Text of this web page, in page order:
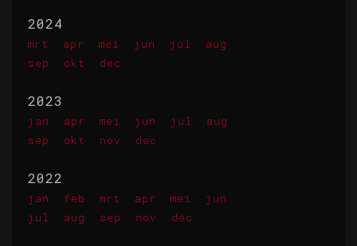
2024
mrt apr mei jun jul
aug
sep
okt dec
2023
jan apr mei jun jul
aug
sep
okt nov dec
2022
jan feb mrt apr mei
jun
jul
aug sep nov dec